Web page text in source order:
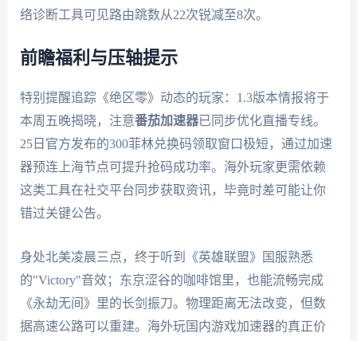
络诊断工具可见路由跳数从22次锐减至8次。
前瞻福利与压轴提示
特别提醒追踪《绝区零》动态的玩家：1.3版本情报将于
本周五晚揭晓，注意番茄加速器已同步优化直播专线。
25日官方发布的300菲林兑换码领取窗口极短，通过加速
器预连上海节点可提升抢码成功率。海外玩家更需依赖
这类工具在社交平台同步获取资讯，毕竟时差可能让你
错过关键公告。
身处北美凌晨三点，终于听到《英雄联盟》国服熟悉
的"Victory"音效；东京涩谷的咖啡馆里，也能流畅完成
《永劫无间》里的长剑振刀。物理距离无法改变，但数
据高速公路可以重建。海外玩国内游戏加速器的真正价